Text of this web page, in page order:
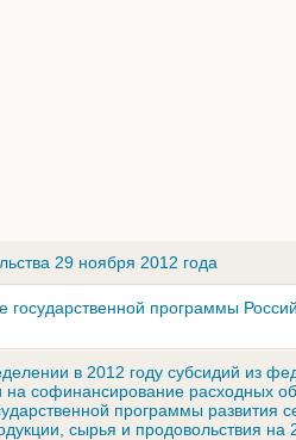
29 ноября 2012 года
государственной программы
в 2012 году субсидий из
софинансирование расходных
программы развития
сырья и продовольствия на